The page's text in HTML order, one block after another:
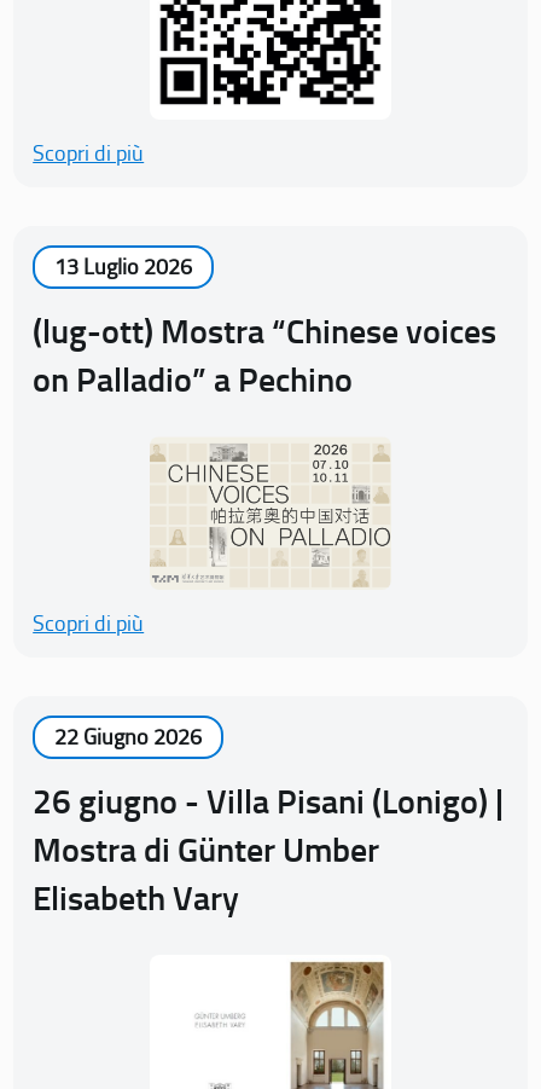
Scopri di più
13 Luglio 2026
(lug-ott) Mostra “Chinese voices
on Palladio” a Pechino
Scopri di più
22 Giugno 2026
26 giugno - Villa Pisani (Lonigo) |
Mostra di Günter Umber
Elisabeth Vary